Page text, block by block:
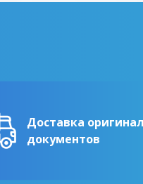
Доставка
документов